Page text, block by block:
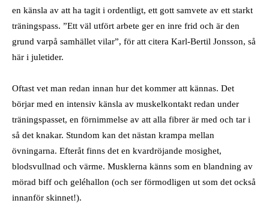
en känsla av att ha tagit i ordentligt, ett gott samvete av ett starkt
träningspass. ”Ett väl utfört arbete ger en inre frid och är den
grund varpå samhället vilar”, för att citera Karl-Bertil Jonsson, så
här i juletider.
Oftast vet man redan innan hur det kommer att kännas. Det
börjar med en intensiv känsla av muskelkontakt redan under
träningspasset, en förnimmelse av att alla fibrer är med och tar i
så det knakar. Stundom kan det nästan krampa mellan
övningarna. Efteråt finns det en kvardröjande mosighet,
blodsvullnad och värme. Musklerna känns som en blandning av
mörad biff och geléhallon (och ser förmodligen ut som det också
innanför skinnet!).